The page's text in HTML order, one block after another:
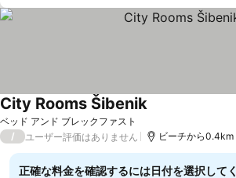
ベッド アンド ブレックファスト
City Rooms Šibenik料金を表示
/ ユーザー評価はありません ビーチから0.4km
正確な料金を確認するには日付を選択してく